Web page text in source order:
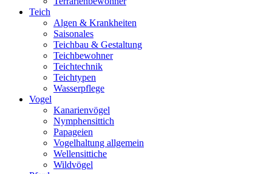
Teich
Algen & Krankheiten
Saisonales
Teichbau & Gestaltung
Teichbewohner
Teichtechnik
Teichtypen
Wasserpflege
Vogel
Kanarienvögel
Nymphensittich
Papageien
Vogelhaltung allgemein
Wellensittiche
Wildvögel